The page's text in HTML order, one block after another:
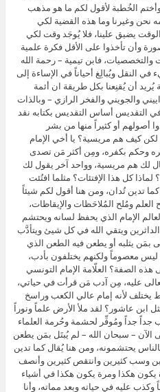
الخُطبة لأقول لكم ما هو مذهب
نحن وغيرنا وما هذه القضية لكي
يضيق علينا، فلا يُوجَد وقت لكي
وأن تأخذوا على الأقل فكرة علمية
فابن تيمية – رحمة الله
النقل ويُبالِغ أحياناً في الإساءة إلى
يُريد أن يُقنِعنا بكل طريقة ان أئمة
والجويني والفخر الرازي – وبالذات
التقديس أساس التقديس بكتابه نقد
أصولهم أو كثيراً منها من بشر
كيف هم مريسية؟ يا أخي الإمام
وحكم بكفره، ومِن أكثر مَن تصدى
لك هم مريسية، وواحد آخر يقول لك
كل هذا الإفتئات؟ مثلما افتُئت
تدين تُدان، ومن هنا أقول لكم شيئاً
ومُلح المُلاحَظات والإيقاظات،
الإمام الذي يحفظ لسانه ويحتشم
ويتقي الله في كل شيئ ويتأدَّب
بمَن يثلبه أو يطعن فيه الطعن الذي
ليس معصوماً ولكنهم يختلفون بأدب،
الصفة؟ العلّامة الإمام التونسي
عليه، مِن آدب مَن قرأت في حياتي،
يختلف لأنه إمام عالي الكعب وراسخ
ابن عاشور؟ لقد ملأ الأرض علماً ونوراً
جداً جداً ومُوفِّر لحشمة وحُرمة العلماء
الآن – سبحان الله – لم يُبتَل بمَن يطعن
يحتشمونه، ومن هنا يُقال كما تدين
وسب كثيرين وانتقص كثيرين وأنصف
يكون هكذا ومرة يكون هكذا في أشياء
وكذب عليه في حياته وبعد مماته، وأنا